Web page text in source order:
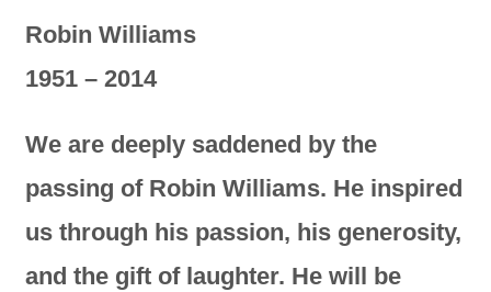
Robin Williams
1951 – 2014
We are deeply saddened by the
passing of Robin Williams. He inspired
us through his passion, his generosity,
and the gift of laughter. He will be